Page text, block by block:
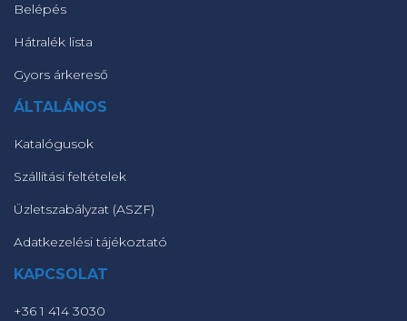
Belépés
Hátralék lista
Gyors árkereső
ÁLTALÁNOS
Katalógusok
Szállítási feltételek
Üzletszabályzat (ASZF)
Adatkezelési tájékoztató
KAPCSOLAT
+36 1 414 3030